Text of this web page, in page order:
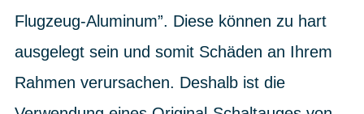
Flugzeug-Aluminum”. Diese können zu hart
ausgelegt sein und somit Schäden an Ihrem
Rahmen verursachen. Deshalb ist die